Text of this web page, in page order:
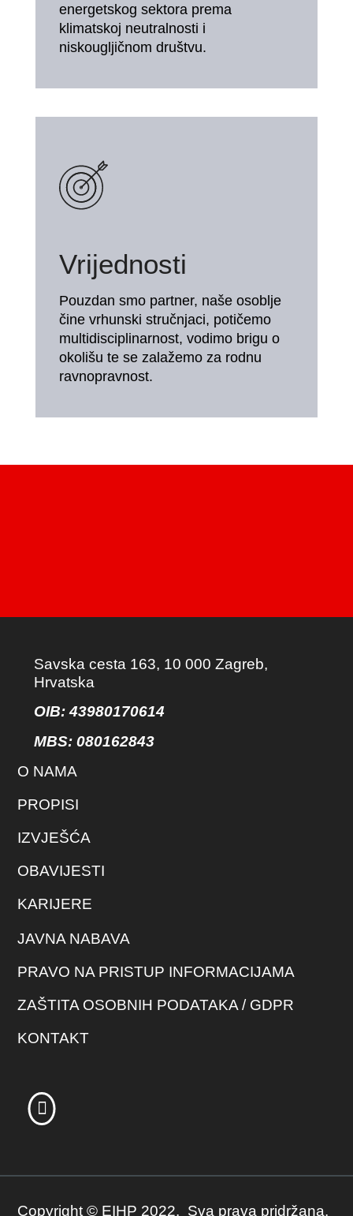
energetskog sektora prema
klimatskoj neutralnosti i
niskougljičnom društvu.
Vrijednosti
Pouzdan smo partner, naše osoblje
čine vrhunski stručnjaci, potičemo
multidisciplinarnost, vodimo brigu o
okolišu te se zalažemo za rodnu
ravnopravnost.
Savska cesta 163, 10 000 Zagreb,
Hrvatska
OIB: 43980170614
MBS: 080162843
O NAMA
PROPISI
IZVJEŠĆA
OBAVIJESTI
KARIJERE
JAVNA NABAVA
PRAVO NA PRISTUP INFORMACIJAMA
ZAŠTITA OSOBNIH PODATAKA / GDPR
KONTAKT
Copyright © EIHP 2022. Sva prava pridržana.